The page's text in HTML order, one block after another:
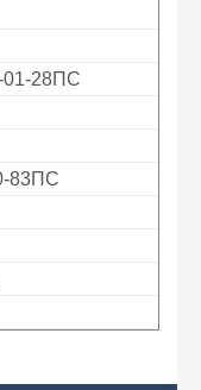
01-28ПС
83ПС